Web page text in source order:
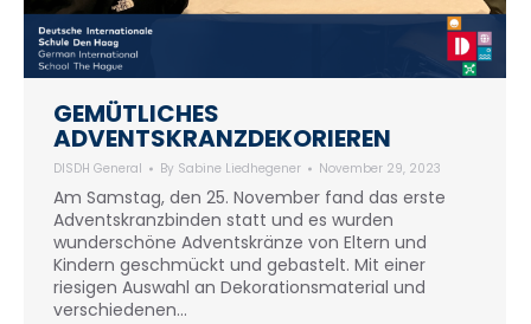
GEMÜTLICHES
ADVENTSKRANZDEKORIEREN
DISDH General By Sabine Liedhegener November 29, 2023
Am Samstag, den 25. November fand das erste
Adventskranzbinden statt und es wurden
wunderschöne Adventskränze von Eltern und
Kindern geschmückt und gebastelt. Mit einer
riesigen Auswahl an Dekorationsmaterial und
verschiedenen…